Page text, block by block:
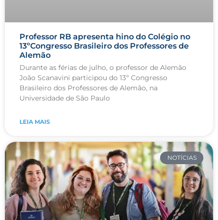
Professor RB apresenta hino do Colégio no
13ºCongresso Brasileiro dos Professores de
Alemão
Durante as férias de julho, o professor de Alemão
João Scanavini participou do 13º Congresso
Brasileiro dos Professores de Alemão, na
Universidade de São Paulo
LEIA MAIS
NOTÍCIAS